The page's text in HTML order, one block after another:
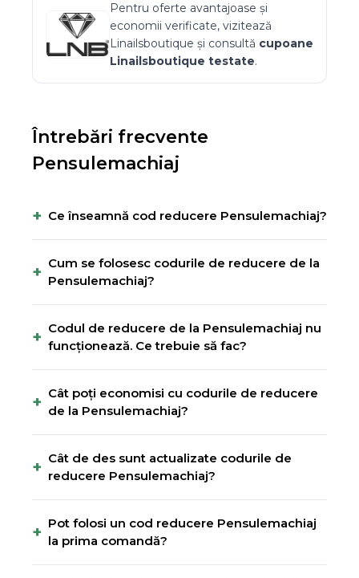
Pentru oferte avantajoase și
economii verificate, vizitează
Linailsboutique și consultă cupoane
Linailsboutique testate.
Întrebări frecvente
Pensulemachiaj
+ Ce înseamnă cod reducere Pensulemachiaj?
+ Cum se folosesc codurile de reducere de la
Pensulemachiaj?
+ Codul de reducere de la Pensulemachiaj nu
funcționează. Ce trebuie să fac?
+ Cât poți economisi cu codurile de reducere
de la Pensulemachiaj?
+ Cât de des sunt actualizate codurile de
reducere Pensulemachiaj?
+ Pot folosi un cod reducere Pensulemachiaj
la prima comandă?